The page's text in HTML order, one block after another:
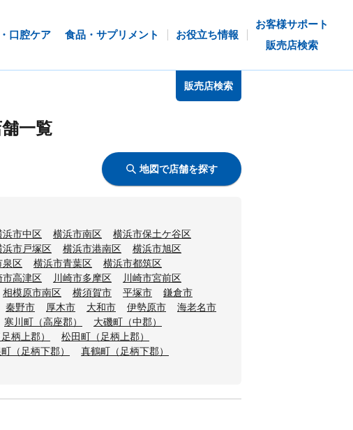
口腔ケア 食品・サプリメント お役立ち情報
お客様サポート
販売店検索
販売店検索
一覧
地図で店舗を探す
浜市中区 横浜市南区
横浜市保土ケ谷区
浜市戸塚区 横浜市港南区
横浜市旭区
泉区 横浜市青葉区
横浜市都筑区
市高津区 川崎市多摩区
川崎市宮前区
相模原市南区 横須賀市 平塚市
鎌倉市
秦野市 厚木市 大和市 伊勢原市
海老名市
寒川町（高座郡）
大磯町（中郡）
柄上郡）
松田町（足柄上郡）
（足柄下郡）
真鶴町（足柄下郡）